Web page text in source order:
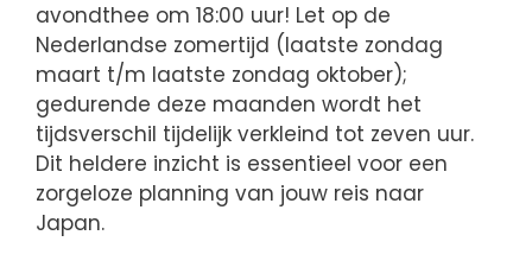
avondthee om 18:00 uur! Let op de
Nederlandse zomertijd (laatste zondag
maart t/m laatste zondag oktober);
gedurende deze maanden wordt het
tijdsverschil tijdelijk verkleind tot zeven uur.
Dit heldere inzicht is essentieel voor een
zorgeloze planning van jouw reis naar
Japan.